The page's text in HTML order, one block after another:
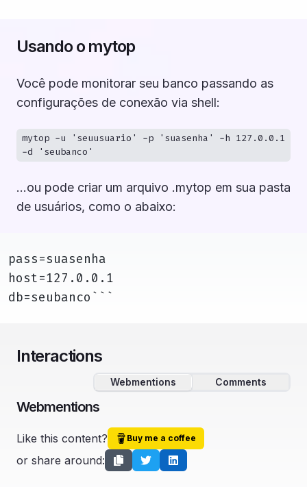
Usando o mytop
Você pode monitorar seu banco passando as
configurações de conexão via shell:
mytop -u 'seuusuario' -p 'suasenha' -h 127.0.0.1
-d 'seubanco'
…ou pode criar um arquivo .mytop em sua pasta
de usuários, como o abaixo:
pass=suasenha
host=127.0.0.1
db=seubanco```
Interactions
Webmentions Comments
Webmentions
Like this content? Buy me a coffee
or share around: